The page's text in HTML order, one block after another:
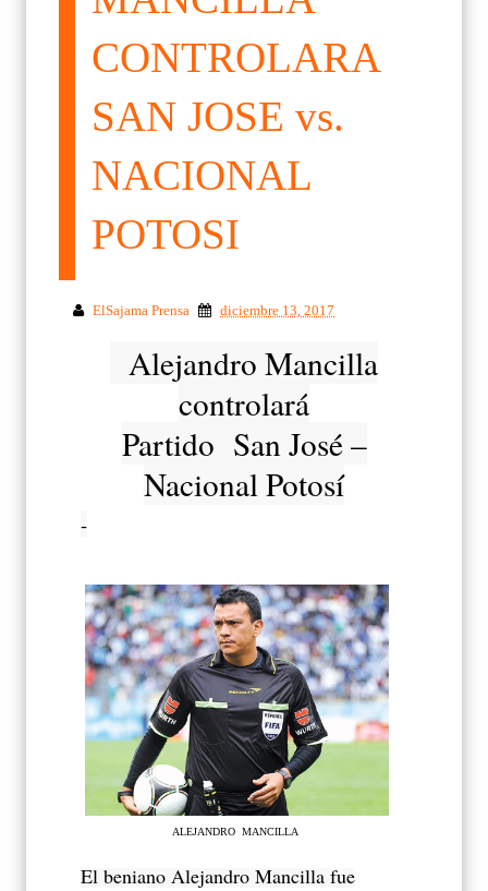
CONTROLARA
SAN JOSE vs.
NACIONAL
POTOSI
ElSajama Prensa diciembre 13, 2017
Alejandro Mancilla
controlará
Partido San José –
Nacional Potosí
-
ALEJANDRO MANCILLA
El beniano Alejandro Mancilla fue